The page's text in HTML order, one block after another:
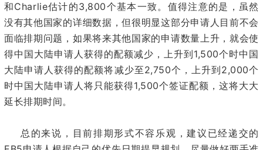
和Charlie估计的3,800个基本一致。值得注意的是，虽然
没有其他国家的详细数据，但很明显这部分申请人目前不会
面临排期问题，如果将来其他国家的申请数量上升，就会使
得中国大陆申请人获得的配额减少，上升到 1,500个时中国
大陆申请人获得的配额将减少至2,750个，上升到 2,000个
时中国大陆申请人将只能获得1,500个签证配额，这将大大
延长排期时间。
总的来说，目前排期形式不容乐观，建议已经递交的